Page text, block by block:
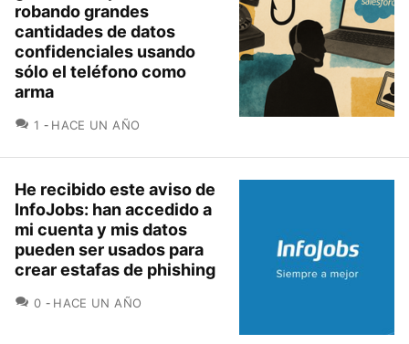
robando grandes
cantidades de datos
confidenciales usando
sólo el teléfono como
arma
1 COMENTARIOS
HACE UN AÑO
He recibido este aviso de
InfoJobs: han accedido a
mi cuenta y mis datos
pueden ser usados para
crear estafas de phishing
0 COMENTARIOS
HACE UN AÑO